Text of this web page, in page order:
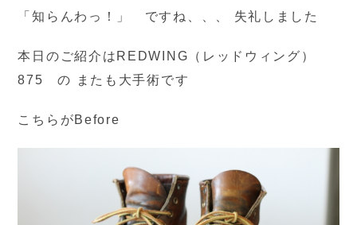
「知らんわっ！」 ですね、、、 失礼しました
本日のご紹介はREDWING（レッドウィング）
875 の またも大手術です
こちらがBefore